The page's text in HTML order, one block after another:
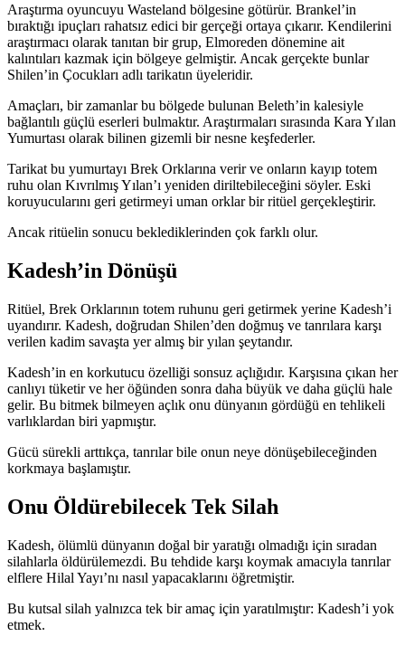
Araştırma oyuncuyu Wasteland bölgesine götürür. Brankel’in
bıraktığı ipuçları rahatsız edici bir gerçeği ortaya çıkarır. Kendilerini
araştırmacı olarak tanıtan bir grup, Elmoreden dönemine ait
kalıntıları kazmak için bölgeye gelmiştir. Ancak gerçekte bunlar
Shilen’in Çocukları adlı tarikatın üyeleridir.
Amaçları, bir zamanlar bu bölgede bulunan Beleth’in kalesiyle
bağlantılı güçlü eserleri bulmaktır. Araştırmaları sırasında Kara Yılan
Yumurtası olarak bilinen gizemli bir nesne keşfederler.
Tarikat bu yumurtayı Brek Orklarına verir ve onların kayıp totem
ruhu olan Kıvrılmış Yılan’ı yeniden diriltebileceğini söyler. Eski
koruyucularını geri getirmeyi uman orklar bir ritüel gerçekleştirir.
Ancak ritüelin sonucu beklediklerinden çok farklı olur.
Kadesh’in Dönüşü
Ritüel, Brek Orklarının totem ruhunu geri getirmek yerine Kadesh’i
uyandırır. Kadesh, doğrudan Shilen’den doğmuş ve tanrılara karşı
verilen kadim savaşta yer almış bir yılan şeytandır.
Kadesh’in en korkutucu özelliği sonsuz açlığıdır. Karşısına çıkan her
canlıyı tüketir ve her öğünden sonra daha büyük ve daha güçlü hale
gelir. Bu bitmek bilmeyen açlık onu dünyanın gördüğü en tehlikeli
varlıklardan biri yapmıştır.
Gücü sürekli arttıkça, tanrılar bile onun neye dönüşebileceğinden
korkmaya başlamıştır.
Onu Öldürebilecek Tek Silah
Kadesh, ölümlü dünyanın doğal bir yaratığı olmadığı için sıradan
silahlarla öldürülemezdi. Bu tehdide karşı koymak amacıyla tanrılar
elflere Hilal Yayı’nı nasıl yapacaklarını öğretmiştir.
Bu kutsal silah yalnızca tek bir amaç için yaratılmıştır: Kadesh’i yok
etmek.